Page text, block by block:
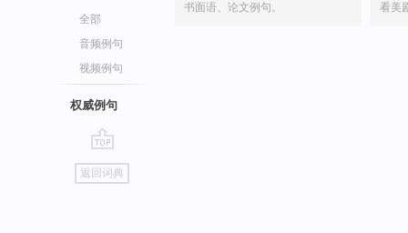
全部
音频例句
视频例句
权威例句
go
top
返回词典
书面语、论文例句。
看美